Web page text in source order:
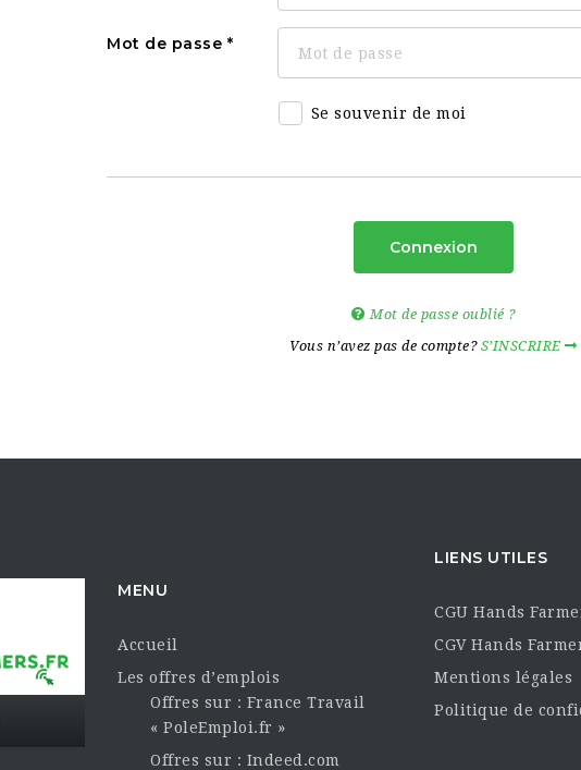
Mot de passe
Se souvenir de moi
Connexion
Mot de passe oublié ?
Vous n’avez pas de compte? S’INSCRIRE
MENU
Accueil
Les offres d’emplois
Offres sur : France Travail
« PoleEmploi.fr »
Offres sur : Indeed.com
LIENS UTILES
CGU Hands
CGV Hands
Mentions légales
Politique de